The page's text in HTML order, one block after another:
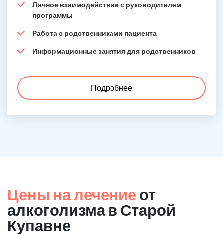
Личное взаимодействие с руководителем
программы
Работа с родственниками пациента
Информационные занятия для родственников
Подробнее
Цены на лечение от
алкоголизма в Старой
Купавне